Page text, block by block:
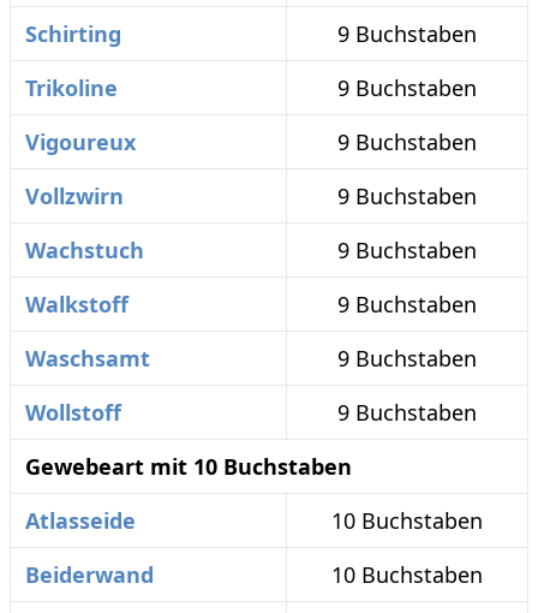
Schirting
9 Buchstaben
Trikoline
9 Buchstaben
Vigoureux
9 Buchstaben
Vollzwirn
9 Buchstaben
Wachstuch
9 Buchstaben
Walkstoff
9 Buchstaben
Waschsamt
9 Buchstaben
Wollstoff
9 Buchstaben
Gewebeart mit 10 Buchstaben
Atlasseide
10 Buchstaben
Beiderwand
10 Buchstaben